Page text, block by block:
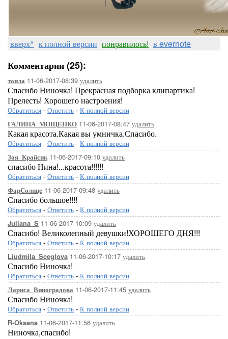
вверх^ к полной версии понравилось! в evernote
Комментарии (25):
таила 11-06-2017-08:39 удалить
Спасибо Ниночка! Прекрасная подборка клипартика!
Прелесть! Хорошего настроения!
Обратиться - Ответить - К полной версии
ГАЛИНА_МОЩЕНКО 11-06-2017-08:47 удалить
Какая красота.Какая вы умничка.Спасибо.
Обратиться - Ответить - К полной версии
Зоя_Крайсик11-06-2017-09:10 удалить
спасибо Нина!...красота!!!!!!
Обратиться - Ответить - К полной версии
ФарСолнце 11-06-2017-09:48 удалить
Спасибо большое!!!!
Обратиться - Ответить - К полной версии
Juliana_S 11-06-2017-10:09 удалить
Спасибо! Великолепный девушки!ХОРОШЕГО ДНЯ!!!
Обратиться - Ответить - К полной версии
Liudmila_Sceglova 11-06-2017-10:17 удалить
Спасибо Ниночка!
Обратиться - Ответить - К полной версии
Лариса_Виноградова 11-06-2017-11:45 удалить
Спасибо Ниночка!
Обратиться - Ответить - К полной версии
R-Oksana 11-06-2017-11:56 удалить
Ниночка,спасибо!